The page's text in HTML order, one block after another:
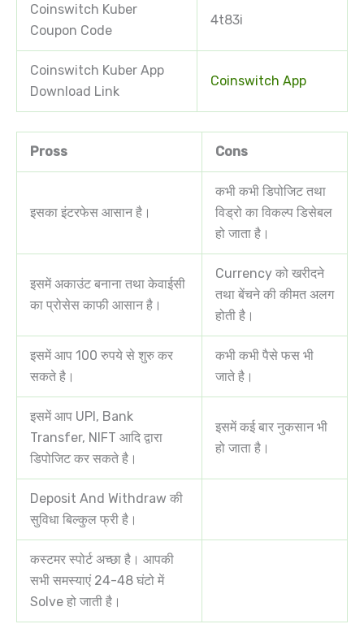
Coinswitch Kuber
Coupon Code
4t83i
Coinswitch Kuber App
Download Link
Coinswitch App
Pross Cons
इसका इंटरफेस आसान है।
कभी कभी डिपोजिट तथा
विड्रो का विकल्प डिसेबल
हो जाता है।
इसमें अकाउंट बनाना तथा केवाईसी
का प्रोसेस काफी आसान है।
Currency को खरीदने
तथा बेंचने की कीमत अलग
होती है।
इसमें आप 100 रुपये से शुरु कर
सकते है।
कभी कभी पैसे फस भी
जाते है।
इसमें आप UPI, Bank
Transfer, NIFT आदि द्वारा
डिपोजिट कर सकते है।
इसमें कई बार नुकसान भी
हो जाता है।
Deposit And Withdraw की
सुविधा बिल्कुल फ्री है।
कस्टमर स्पोर्ट अच्छा है। आपकी
सभी समस्याएं 24-48 घंटो में
Solve हो जाती है।